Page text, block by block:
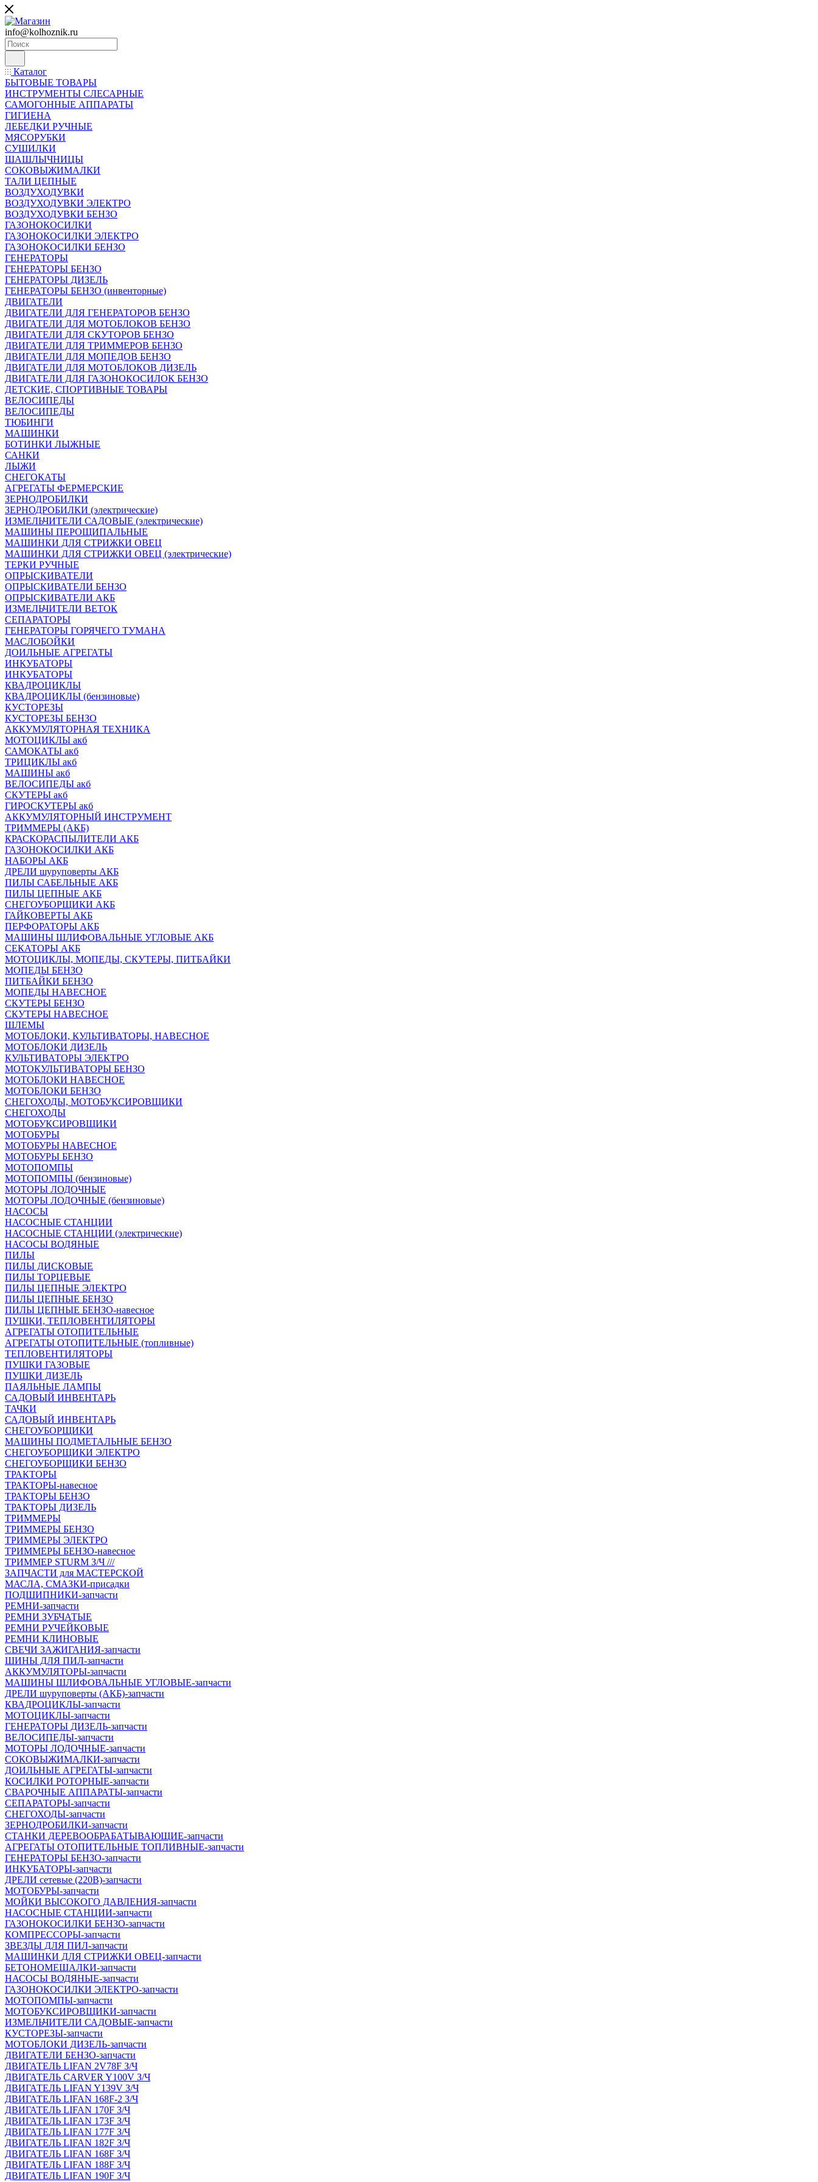
info@kolhoznik.ru
Каталог
БЫТОВЫЕ ТОВАРЫ
ИНСТРУМЕНТЫ СЛЕСАРНЫЕ
САМОГОННЫЕ АППАРАТЫ
ГИГИЕНА
ЛЕБЕДКИ РУЧНЫЕ
МЯСОРУБКИ
СУШИЛКИ
ШАШЛЫЧНИЦЫ
СОКОВЫЖИМАЛКИ
ТАЛИ ЦЕПНЫЕ
ВОЗДУХОДУВКИ
ВОЗДУХОДУВКИ ЭЛЕКТРО
ВОЗДУХОДУВКИ БЕНЗО
ГАЗОНОКОСИЛКИ
ГАЗОНОКОСИЛКИ ЭЛЕКТРО
ГАЗОНОКОСИЛКИ БЕНЗО
ГЕНЕРАТОРЫ
ГЕНЕРАТОРЫ БЕНЗО
ГЕНЕРАТОРЫ ДИЗЕЛЬ
ГЕНЕРАТОРЫ БЕНЗО (инвенторные)
ДВИГАТЕЛИ
ДВИГАТЕЛИ ДЛЯ ГЕНЕРАТОРОВ БЕНЗО
ДВИГАТЕЛИ ДЛЯ МОТОБЛОКОВ БЕНЗО
ДВИГАТЕЛИ ДЛЯ СКУТОРОВ БЕНЗО
ДВИГАТЕЛИ ДЛЯ ТРИММЕРОВ БЕНЗО
ДВИГАТЕЛИ ДЛЯ МОПЕДОВ БЕНЗО
ДВИГАТЕЛИ ДЛЯ МОТОБЛОКОВ ДИЗЕЛЬ
ДВИГАТЕЛИ ДЛЯ ГАЗОНОКОСИЛОК БЕНЗО
ДЕТСКИЕ, СПОРТИВНЫЕ ТОВАРЫ
ВЕЛОСИПЕДЫ
ВЕЛОСИПЕДЫ
ТЮБИНГИ
МАШИНКИ
БОТИНКИ ЛЫЖНЫЕ
САНКИ
ЛЫЖИ
СНЕГОКАТЫ
АГРЕГАТЫ ФЕРМЕРСКИЕ
ЗЕРНОДРОБИЛКИ
ЗЕРНОДРОБИЛКИ (электрические)
ИЗМЕЛЬЧИТЕЛИ САДОВЫЕ (электрические)
МАШИНЫ ПЕРОЩИПАЛЬНЫЕ
МАШИНКИ ДЛЯ СТРИЖКИ ОВЕЦ
МАШИНКИ ДЛЯ СТРИЖКИ ОВЕЦ (электрические)
ТЕРКИ РУЧНЫЕ
ОПРЫСКИВАТЕЛИ
ОПРЫСКИВАТЕЛИ БЕНЗО
ОПРЫСКИВАТЕЛИ АКБ
ИЗМЕЛЬЧИТЕЛИ ВЕТОК
СЕПАРАТОРЫ
ГЕНЕРАТОРЫ ГОРЯЧЕГО ТУМАНА
МАСЛОБОЙКИ
ДОИЛЬНЫЕ АГРЕГАТЫ
ИНКУБАТОРЫ
ИНКУБАТОРЫ
КВАДРОЦИКЛЫ
КВАДРОЦИКЛЫ (бензиновые)
КУСТОРЕЗЫ
КУСТОРЕЗЫ БЕНЗО
АККУМУЛЯТОРНАЯ ТЕХНИКА
МОТОЦИКЛЫ акб
САМОКАТЫ акб
ТРИЦИКЛЫ акб
МАШИНЫ акб
ВЕЛОСИПЕДЫ акб
СКУТЕРЫ акб
ГИРОСКУТЕРЫ акб
АККУМУЛЯТОРНЫЙ ИНСТРУМЕНТ
ТРИММЕРЫ (АКБ)
КРАСКОРАСПЫЛИТЕЛИ АКБ
ГАЗОНОКОСИЛКИ АКБ
НАБОРЫ АКБ
ДРЕЛИ шуруповерты АКБ
ПИЛЫ САБЕЛЬНЫЕ АКБ
ПИЛЫ ЦЕПНЫЕ АКБ
СНЕГОУБОРЩИКИ АКБ
ГАЙКОВЕРТЫ АКБ
ПЕРФОРАТОРЫ АКБ
МАШИНЫ ШЛИФОВАЛЬНЫЕ УГЛОВЫЕ АКБ
СЕКАТОРЫ АКБ
МОТОЦИКЛЫ, МОПЕДЫ, СКУТЕРЫ, ПИТБАЙКИ
МОПЕДЫ БЕНЗО
ПИТБАЙКИ БЕНЗО
МОПЕДЫ НАВЕСНОЕ
СКУТЕРЫ БЕНЗО
СКУТЕРЫ НАВЕСНОЕ
ШЛЕМЫ
МОТОБЛОКИ, КУЛЬТИВАТОРЫ, НАВЕСНОЕ
МОТОБЛОКИ ДИЗЕЛЬ
КУЛЬТИВАТОРЫ ЭЛЕКТРО
МОТОКУЛЬТИВАТОРЫ БЕНЗО
МОТОБЛОКИ НАВЕСНОЕ
МОТОБЛОКИ БЕНЗО
СНЕГОХОДЫ, МОТОБУКСИРОВЩИКИ
СНЕГОХОДЫ
МОТОБУКСИРОВЩИКИ
МОТОБУРЫ
МОТОБУРЫ НАВЕСНОЕ
МОТОБУРЫ БЕНЗО
МОТОПОМПЫ
МОТОПОМПЫ (бензиновые)
МОТОРЫ ЛОДОЧНЫЕ
МОТОРЫ ЛОДОЧНЫЕ (бензиновые)
НАСОСЫ
НАСОСНЫЕ СТАНЦИИ
НАСОСНЫЕ СТАНЦИИ (электрические)
НАСОСЫ ВОДЯНЫЕ
ПИЛЫ
ПИЛЫ ДИСКОВЫЕ
ПИЛЫ ТОРЦЕВЫЕ
ПИЛЫ ЦЕПНЫЕ ЭЛЕКТРО
ПИЛЫ ЦЕПНЫЕ БЕНЗО
ПИЛЫ ЦЕПНЫЕ БЕНЗО-навесное
ПУШКИ, ТЕПЛОВЕНТИЛЯТОРЫ
АГРЕГАТЫ ОТОПИТЕЛЬНЫЕ
АГРЕГАТЫ ОТОПИТЕЛЬНЫЕ (топливные)
ТЕПЛОВЕНТИЛЯТОРЫ
ПУШКИ ГАЗОВЫЕ
ПУШКИ ДИЗЕЛЬ
ПАЯЛЬНЫЕ ЛАМПЫ
САДОВЫЙ ИНВЕНТАРЬ
ТАЧКИ
САДОВЫЙ ИНВЕНТАРЬ
СНЕГОУБОРЩИКИ
МАШИНЫ ПОДМЕТАЛЬНЫЕ БЕНЗО
СНЕГОУБОРЩИКИ ЭЛЕКТРО
СНЕГОУБОРЩИКИ БЕНЗО
ТРАКТОРЫ
ТРАКТОРЫ-навесное
ТРАКТОРЫ БЕНЗО
ТРАКТОРЫ ДИЗЕЛЬ
ТРИММЕРЫ
ТРИММЕРЫ БЕНЗО
ТРИММЕРЫ ЭЛЕКТРО
ТРИММЕРЫ БЕНЗО-навесное
ТРИММЕР STURM З/Ч ///
ЗАПЧАСТИ для МАСТЕРСКОЙ
МАСЛА, СМАЗКИ-присадки
ПОДШИПНИКИ-запчасти
РЕМНИ-запчасти
РЕМНИ ЗУБЧАТЫЕ
РЕМНИ РУЧЕЙКОВЫЕ
РЕМНИ КЛИНОВЫЕ
СВЕЧИ ЗАЖИГАНИЯ-запчасти
ШИНЫ ДЛЯ ПИЛ-запчасти
АККУМУЛЯТОРЫ-запчасти
МАШИНЫ ШЛИФОВАЛЬНЫЕ УГЛОВЫЕ-запчасти
ДРЕЛИ шуруповерты (АКБ)-запчасти
КВАДРОЦИКЛЫ-запчасти
МОТОЦИКЛЫ-запчасти
ГЕНЕРАТОРЫ ДИЗЕЛЬ-запчасти
ВЕЛОСИПЕДЫ-запчасти
МОТОРЫ ЛОДОЧНЫЕ-запчасти
СОКОВЫЖИМАЛКИ-запчасти
ДОИЛЬНЫЕ АГРЕГАТЫ-запчасти
КОСИЛКИ РОТОРНЫЕ-запчасти
СВАРОЧНЫЕ АППАРАТЫ-запчасти
СЕПАРАТОРЫ-запчасти
СНЕГОХОДЫ-запчасти
ЗЕРНОДРОБИЛКИ-запчасти
СТАНКИ ДЕРЕВООБРАБАТЫВАЮЩИЕ-запчасти
АГРЕГАТЫ ОТОПИТЕЛЬНЫЕ ТОПЛИВНЫЕ-запчасти
ГЕНЕРАТОРЫ БЕНЗО-запчасти
ИНКУБАТОРЫ-запчасти
ДРЕЛИ сетевые (220В)-запчасти
МОТОБУРЫ-запчасти
МОЙКИ ВЫСОКОГО ДАВЛЕНИЯ-запчасти
НАСОСНЫЕ СТАНЦИИ-запчасти
ГАЗОНОКОСИЛКИ БЕНЗО-запчасти
КОМПРЕССОРЫ-запчасти
ЗВЕЗДЫ ДЛЯ ПИЛ-запчасти
МАШИНКИ ДЛЯ СТРИЖКИ ОВЕЦ-запчасти
БЕТОНОМЕШАЛКИ-запчасти
НАСОСЫ ВОДЯНЫЕ-запчасти
ГАЗОНОКОСИЛКИ ЭЛЕКТРО-запчасти
МОТОПОМПЫ-запчасти
МОТОБУКСИРОВЩИКИ-запчасти
ИЗМЕЛЬЧИТЕЛИ САДОВЫЕ-запчасти
КУСТОРЕЗЫ-запчасти
МОТОБЛОКИ ДИЗЕЛЬ-запчасти
ДВИГАТЕЛИ БЕНЗО-запчасти
ДВИГАТЕЛЬ LIFAN 2V78F З/Ч
ДВИГАТЕЛЬ CARVER Y100V З/Ч
ДВИГАТЕЛЬ LIFAN Y139V З/Ч
ДВИГАТЕЛЬ LIFAN 168F-2 З/Ч
ДВИГАТЕЛЬ LIFAN 170F З/Ч
ДВИГАТЕЛЬ LIFAN 173F З/Ч
ДВИГАТЕЛЬ LIFAN 177F З/Ч
ДВИГАТЕЛЬ LIFAN 182F З/Ч
ДВИГАТЕЛЬ LIFAN 168F З/Ч
ДВИГАТЕЛЬ LIFAN 188F З/Ч
ДВИГАТЕЛЬ LIFAN 190F З/Ч